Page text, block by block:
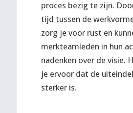
proces bezig te zijn.
tijd tussen de
zorg je voor rust en
merkteamleden in hun
nadenken over de visie.
je ervoor dat de
sterker is.